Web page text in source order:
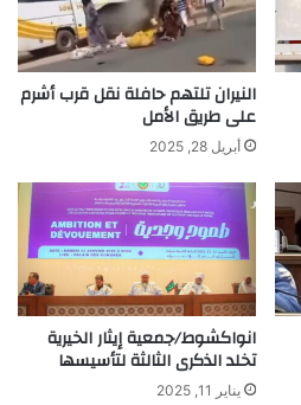
النيران تلتهم حافلة نقل قرب أشرم
على طريق الأمل
أبريل 28, 2025
انواكشوط/جمعية إيثار الخيرية
تخلد الذكرى الثالثة لتأسيسها
يناير 11, 2025